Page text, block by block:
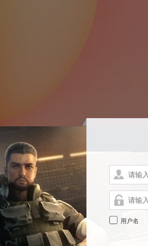
用户名